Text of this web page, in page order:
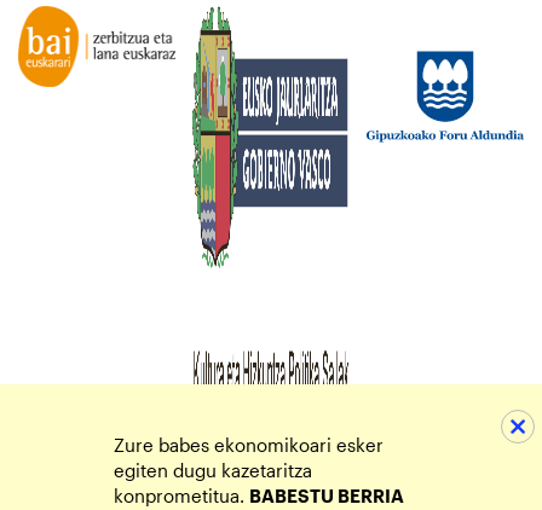
Zure babes ekonomikoari esker
egiten dugu kazetaritza
konprometitua. BABESTU BERRIA